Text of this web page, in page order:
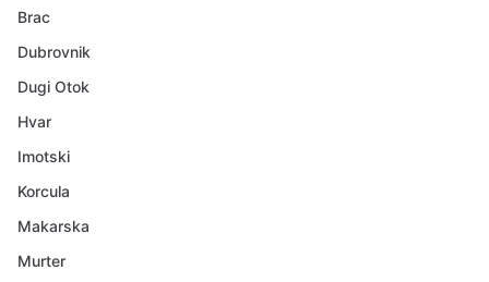
Brac
Dubrovnik
Dugi Otok
Hvar
Imotski
Korcula
Makarska
Murter